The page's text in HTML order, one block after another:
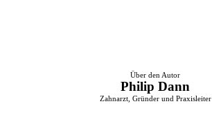
Über den Autor
Philip Dann
Zahnarzt, Gründer und Praxisleiter